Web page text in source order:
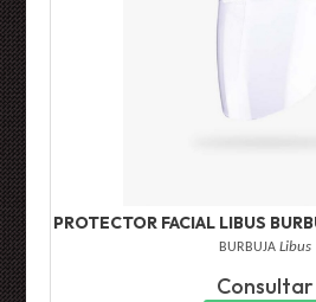
PROTECTOR FACIAL LIBUS
BURBUJA Libus
Consultar